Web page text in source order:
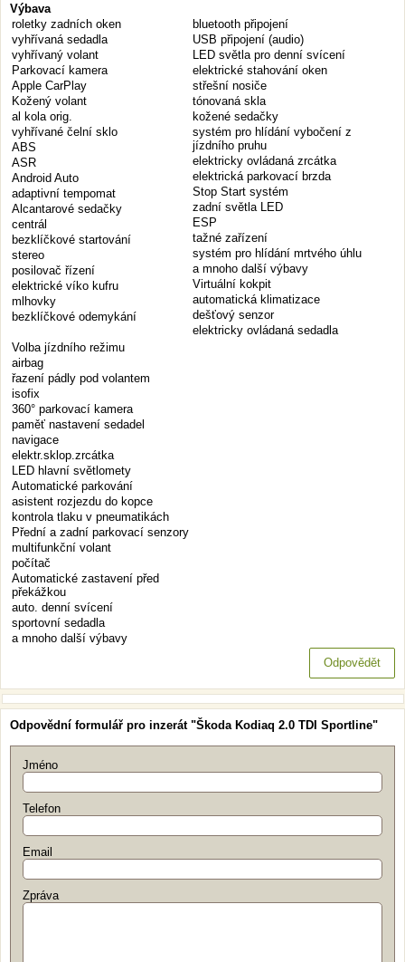
Výbava
roletky zadních oken
vyhřívaná sedadla
vyhřívaný volant
Parkovací kamera
Apple CarPlay
Kožený volant
al kola orig.
vyhřívané čelní sklo
ABS
ASR
Android Auto
adaptivní tempomat
Alcantarové sedačky
centrál
bezklíčkové startování
stereo
posilovač řízení
elektrické víko kufru
mlhovky
bezklíčkové odemykání
bluetooth připojení
USB připojení (audio)
LED světla pro denní svícení
elektrické stahování oken
střešní nosiče
tónovaná skla
kožené sedačky
systém pro hlídání vybočení z
jízdního pruhu
elektricky ovládaná zrcátka
elektrická parkovací brzda
Stop Start systém
zadní světla LED
ESP
tažné zařízení
systém pro hlídání mrtvého úhlu
a mnoho další výbavy
Virtuální kokpit
automatická klimatizace
dešťový senzor
elektricky ovládaná sedadla
Volba jízdního režimu
airbag
řazení pádly pod volantem
isofix
360° parkovací kamera
paměť nastavení sedadel
navigace
elektr.sklop.zrcátka
LED hlavní světlomety
Automatické parkování
asistent rozjezdu do kopce
kontrola tlaku v pneumatikách
Přední a zadní parkovací senzory
multifunkční volant
počítač
Automatické zastavení před
překážkou
auto. denní svícení
sportovní sedadla
a mnoho další výbavy
Odpovědět
Odpovědní formulář pro inzerát "Škoda Kodiaq 2.0 TDI Sportline"
Jméno
Telefon
Email
Zpráva